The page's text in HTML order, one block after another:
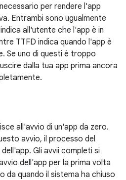
per rendere l'app
Entrambi sono ugualmente
all'utente che l'app è in
TTFD indica quando l'app è
Se uno di questi è troppo
dalla tua app prima ancora
all'avvio di un'app da zero.
avvio, il processo del
Gli avvii completi si
dell'app per la prima volta
da quando il sistema ha chiuso